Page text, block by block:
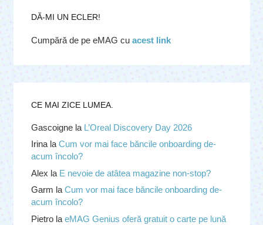
DĂ-MI UN ECLER!
Cumpără de pe eMAG cu acest link
CE MAI ZICE LUMEA.
Gascoignela L’Oreal Discovery Day 2026
IrinalaCum vor mai face băncile onboarding de-
acum încolo?
Alex la E nevoie de atâtea magazine non-stop?
Garm laCum vor mai face băncile onboarding de-
acum încolo?
Pietrola eMAG Genius oferă gratuit o carte pe lună